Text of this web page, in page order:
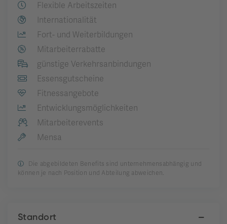
Flexible Arbeitszeiten
Internationalität
Fort- und Weiterbildungen
Mitarbeiterrabatte
günstige Verkehrsanbindungen
Essensgutscheine
Fitnessangebote
Entwicklungsmöglichkeiten
Mitarbeiterevents
Mensa
Die abgebildeten Benefits sind unternehmensabhängig und
können je nach Position und Abteilung abweichen.
Standort